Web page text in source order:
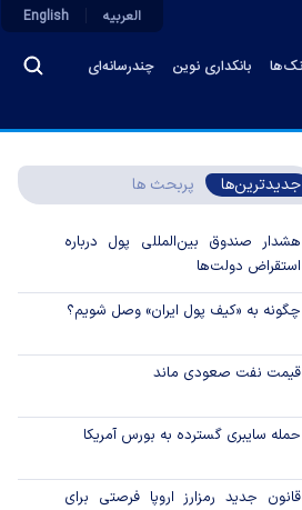
بانکداری نوین چندرسانه‌ای
العربیه English
جدیدترین‌ها پربحث ها
هشدار صندوق بین‌المللی پول درباره
استقراض دولت‌ها
چگونه به «کیف پول ایران» وصل شویم؟
قیمت نفت صعودی ماند
حمله سایبری گسترده به بورس آمریکا
قانون جدید رمزارز اروپا فرصتی برای